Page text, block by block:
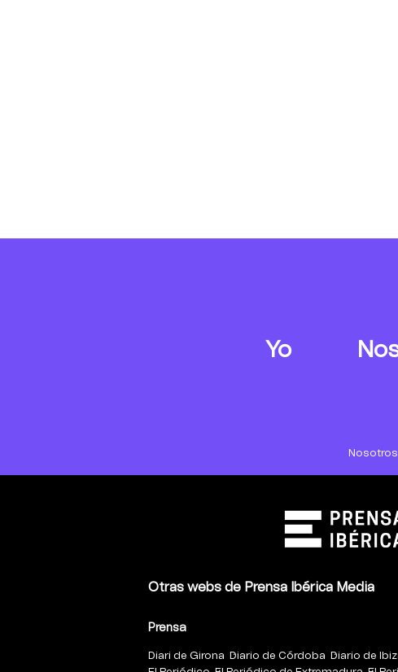
Yo
Nosotros
Otras webs de Prensa Ibérica Media
Prensa
Diari de Girona Diario de Córdoba Diario de